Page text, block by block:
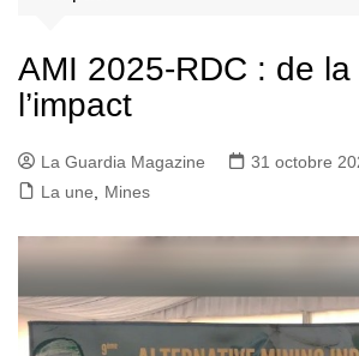
AMI 2025-RDC : de
l’impact
La Guardia Magazine
31 octobre
La une
Mines